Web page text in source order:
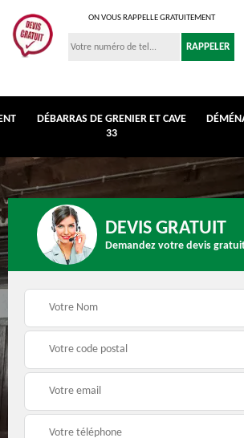
ON VOUS RAPPELLE GRATUITEMENT
DÉBARRAS DE GRENIER ET CAVE
33
et
Déménagement
DEVIS GRATUIT
Demandez votre devis